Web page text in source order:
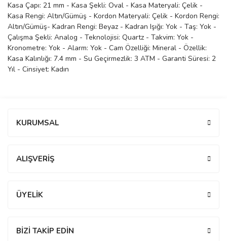
Manoir
Kasa Çapı: 21 mm - Kasa Şekli: Oval - Kasa Materyali: Çelik -
Kasa Rengi: Altın/Gümüş - Kordon Materyali: Çelik - Kordon Rengi:
Altın/Gümüş- Kadran Rengi: Beyaz - Kadran Işığı: Yok - Taş: Yok -
Çalışma Şekli: Analog - Teknolojisi: Quartz - Takvim: Yok -
Kronometre: Yok - Alarm: Yok - Cam Özelliği: Mineral - Özellik:
Kasa Kalınlığı: 7.4 mm - Su Geçirmezlik: 3 ATM - Garanti Süresi: 2
Yıl - Cinsiyet: Kadın
KURUMSAL
ALIŞVERİŞ
ÜYELİK
BİZİ TAKİP EDİN